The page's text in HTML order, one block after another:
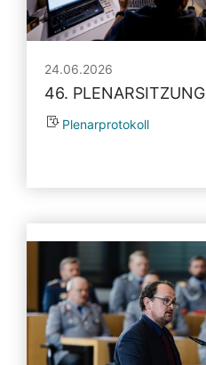
24.06.2026
46. PLENARSITZUNG
Plenarprotokoll